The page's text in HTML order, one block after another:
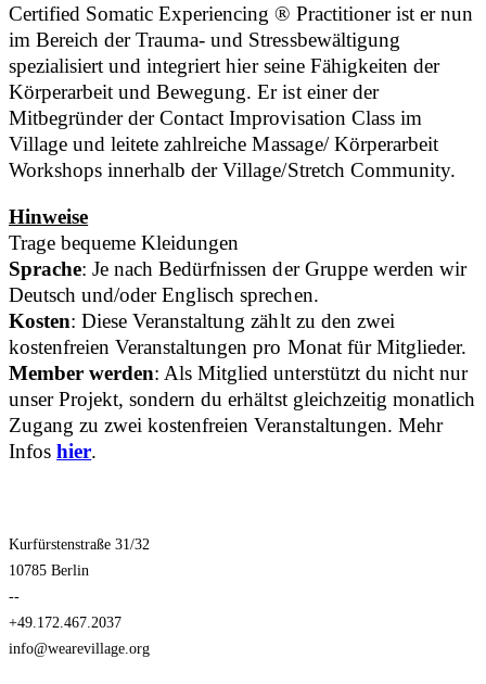
Certified Somatic Experiencing ® Practitioner ist er nun
im Bereich der Trauma- und Stressbewältigung
spezialisiert und integriert hier seine Fähigkeiten der
Körperarbeit und Bewegung. Er ist einer der
Mitbegründer der Contact Improvisation Class im
Village und leitete zahlreiche Massage/ Körperarbeit
Workshops innerhalb der Village/Stretch Community.
Hinweise
Trage bequeme Kleidungen
Sprache: Je nach Bedürfnissen der Gruppe werden wir
Deutsch und/oder Englisch sprechen.
Kosten: Diese Veranstaltung zählt zu den zwei
kostenfreien Veranstaltungen pro Monat für Mitglieder.
Member werden: Als Mitglied unterstützt du nicht nur
unser Projekt, sondern du erhältst gleichzeitig monatlich
Zugang zu zwei kostenfreien Veranstaltungen. Mehr
Infoshier.
Kurfürstenstraße 31/32
10785 Berlin
--
+49.172.467.2037
info@wearevillage.org